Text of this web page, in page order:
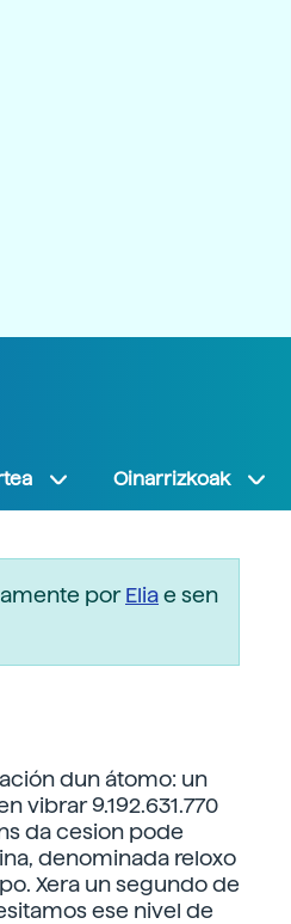
Oinarrizkoak
porEliae sen
dun átomo: un
vibrar 9.192.631.770
da cesion pode
denominada reloxo
Xera un segundo de
ese nivel de